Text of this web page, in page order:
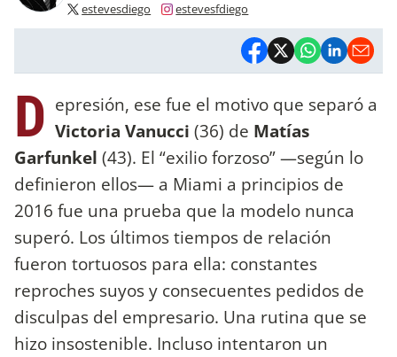
estevesdiego estevesfdiego
D epresión, ese fue el motivo que separó a
Victoria Vanucci (36) de Matías
Garfunkel (43). El “exilio forzoso” —según lo
definieron ellos— a Miami a principios de
2016 fue una prueba que la modelo nunca
superó. Los últimos tiempos de relación
fueron tortuosos para ella: constantes
reproches suyos y consecuentes pedidos de
disculpas del empresario. Una rutina que se
hizo insostenible. Incluso intentaron un